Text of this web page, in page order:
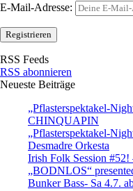
E-Mail-Adresse:
RSS Feeds
RSS abonnieren
Neueste Beiträge
„Pflasterspektakel-
CHINQUAPIN
„Pflasterspektakel-
Desmadre Orkesta
Irish Folk Session
„BODNLOS“
Bunker Bass- Sa 4.7.